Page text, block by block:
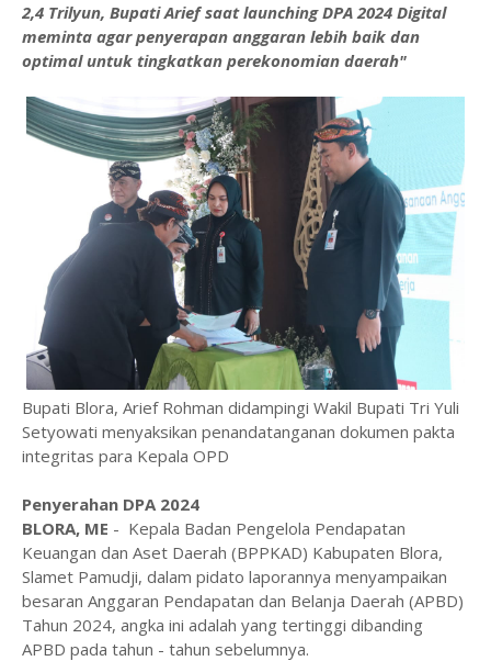
2,4 Trilyun, Bupati Arief saat launching DPA 2024 Digital
meminta agar penyerapan anggaran lebih baik dan
optimal untuk tingkatkan perekonomian daerah"
Bupati Blora, Arief Rohman didampingi Wakil Bupati Tri Yuli
Setyowati menyaksikan penandatanganan dokumen pakta
integritas para Kepala OPD
Penyerahan DPA 2024
BLORA, ME - Kepala Badan Pengelola Pendapatan
Keuangan dan Aset Daerah (BPPKAD) Kabupaten Blora,
Slamet Pamudji, dalam pidato laporannya menyampaikan
besaran Anggaran Pendapatan dan Belanja Daerah (APBD)
Tahun 2024, angka ini adalah yang tertinggi dibanding
APBD pada tahun - tahun sebelumnya.